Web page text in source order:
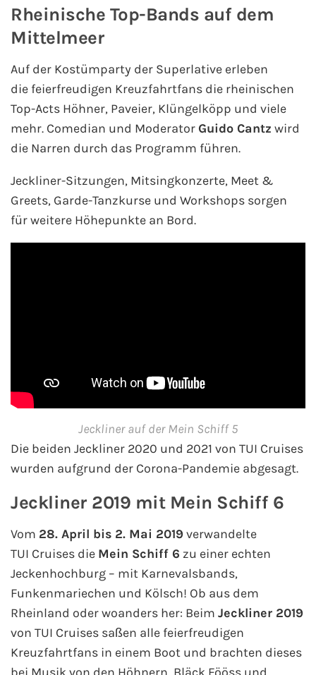
Rheinische Top-Bands auf dem
Mittelmeer
Auf der Kostümparty der Superlative erleben
die feierfreudigen Kreuzfahrtfans die rheinischen
Top-Acts Höhner, Paveier, Klüngelköpp und viele
mehr. Comedian und Moderator Guido Cantz wird
die Narren durch das Programm führen.
Jeckliner-Sitzungen, Mitsingkonzerte, Meet &
Greets, Garde-Tanzkurse und Workshops sorgen
für weitere Höhepunkte an Bord.
Jeckliner auf der Mein Schiff 5
Die beiden Jeckliner 2020 und 2021 von TUI Cruises
wurden aufgrund der Corona-Pandemie abgesagt.
Jeckliner 2019 mit Mein Schiff 6
Vom 28. April bis 2. Mai 2019 verwandelte
TUI Cruises die Mein Schiff 6 zu einer echten
Jeckenhochburg – mit Karnevalsbands,
Funkenmariechen und Kölsch! Ob aus dem
Rheinland oder woanders her: Beim Jeckliner 2019
von TUI Cruises saßen alle feierfreudigen
Kreuzfahrtfans in einem Boot und brachten dieses